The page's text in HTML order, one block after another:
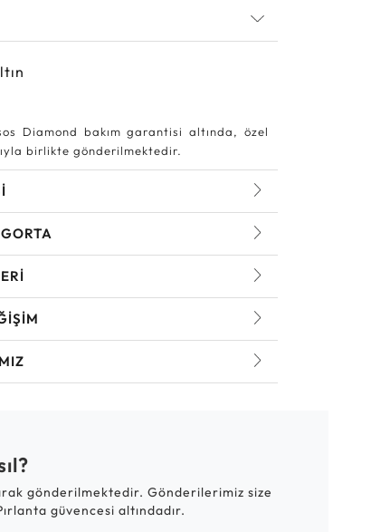
Diamond bakım garantisi altında, özel
birlikte gönderilmektedir.
gönderilmektedir. Gönderilerimiz size
güvencesi altındadır.